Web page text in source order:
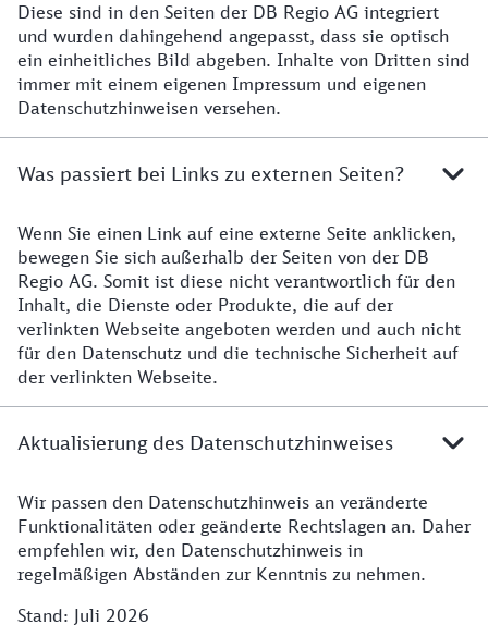
Diese sind in den Seiten der DB Regio AG integriert
und wurden dahingehend angepasst, dass sie optisch
ein einheitliches Bild abgeben. Inhalte von Dritten sind
immer mit einem eigenen Impressum und eigenen
Datenschutzhinweisen versehen.
Was passiert bei Links zu externen Seiten?
Wenn Sie einen Link auf eine externe Seite anklicken,
bewegen Sie sich außerhalb der Seiten von der DB
Regio AG. Somit ist diese nicht verantwortlich für den
Inhalt, die Dienste oder Produkte, die auf der
verlinkten Webseite angeboten werden und auch nicht
für den Datenschutz und die technische Sicherheit auf
der verlinkten Webseite.
Aktualisierung des Datenschutzhinweises
Wir passen den Datenschutzhinweis an veränderte
Funktionalitäten oder geänderte Rechtslagen an. Daher
empfehlen wir, den Datenschutzhinweis in
regelmäßigen Abständen zur Kenntnis zu nehmen.
Stand: Juli 2026